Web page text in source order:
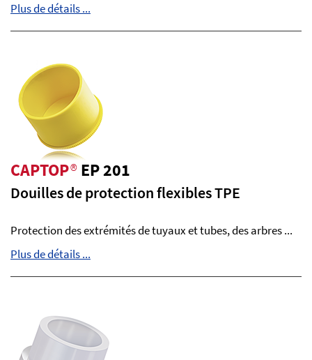
Plus de détails ...
CAPTOP®EP 201
Douilles de protection flexibles TPE
Protection des extrémités de tuyaux et tubes, des arbres ...
Plus de détails ...